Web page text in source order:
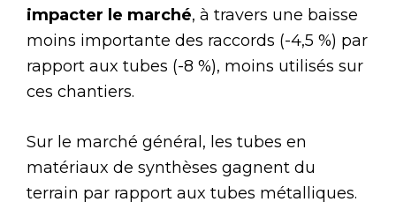
impacter le marché, à travers une baisse
moins importante des raccords (-4,5 %) par
rapport aux tubes (-8 %), moins utilisés sur
ces chantiers.
Sur le marché général, les tubes en
matériaux de synthèses gagnent du
terrain par rapport aux tubes métalliques.